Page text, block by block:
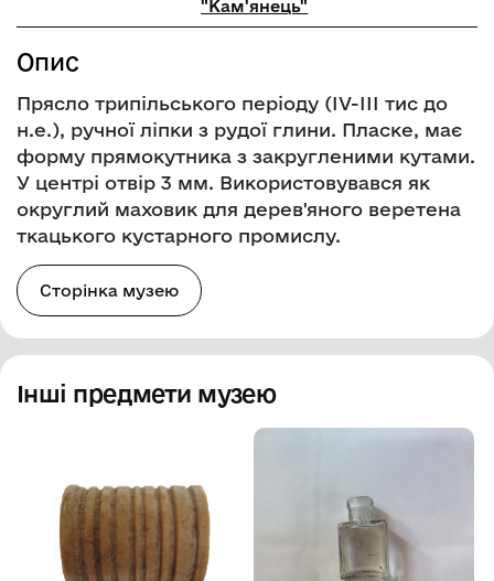
"Кам'янець"
Опис
Прясло трипільського періоду (ІV-ІІІ тис до
н.е.), ручної ліпки з рудої глини. Пласке, має
форму прямокутника з закругленими кутами.
У центрі отвір 3 мм. Використовувався як
округлий маховик для дерев'яного веретена
ткацького кустарного промислу.
Сторінка музею
Інші предмети музею